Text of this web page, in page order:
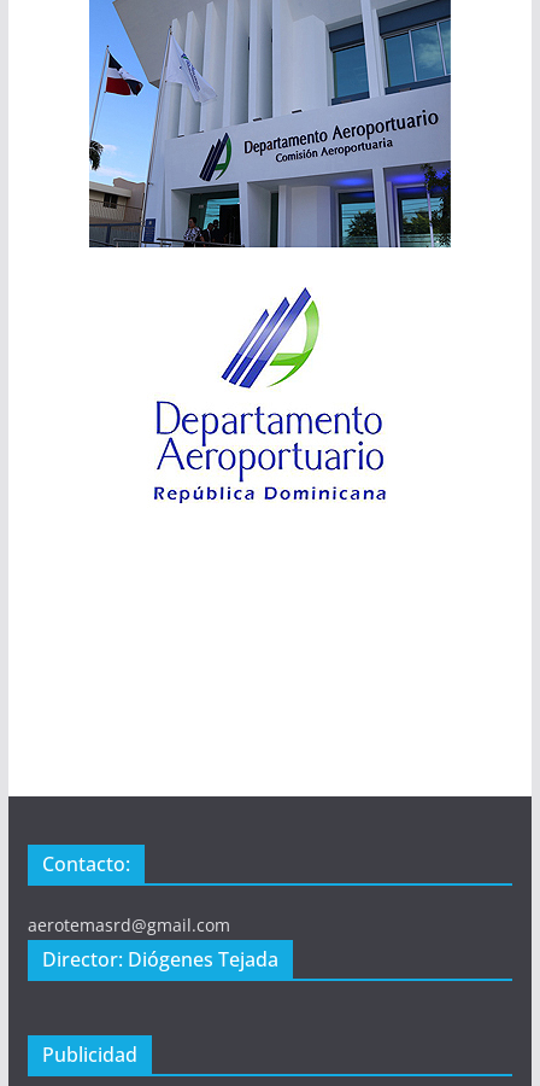
Contacto:
aerotemasrd@gmail.com
Director: Diógenes Tejada
Publicidad